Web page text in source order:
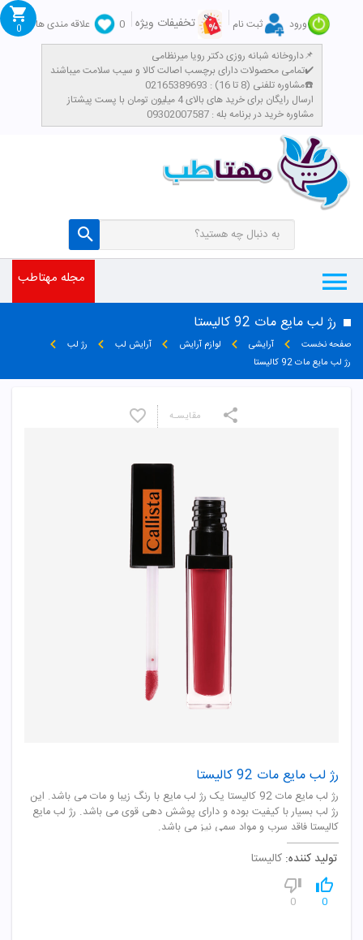
ورود ثبت نام تخفیفات ویژه 0
علاقه مندی ها
داروخانه شبانه روزی دکتر رویا میرنظامی📌
تمامی محصولات دارای برچسب اصالت کالا و سیب سلامت میباشند✔️
مشاوره تلفنی (8 تا 16) : 02165389693☎️
​ارسال رایگان برای خرید های بالای 4 میلیون تومان با پست پیشتاز
مشاوره خرید در برنامه بله : 09302007587
0
مجله مهتاطب
رژ لب مایع مات 92 کالیستا
صفحه نخست آرایشی لوازم آرایش آرایش لب
رژ لب
رژ لب مایع مات 92 کالیستا
رژ لب مایع مات 92 کالیستا
رژ لب مایع مات 92 کالیستا یک رژ لب مایع با رنگ زیبا و مات می باشد. این
رژ لب بسیار با کیفیت بوده و دارای پوشش دهی قوی می باشد. رژ لب مایع
کالیستا فاقد سرب و مواد سمی نیز می باشد.
تولید کننده: کالیستا
0
0
مقایسـه